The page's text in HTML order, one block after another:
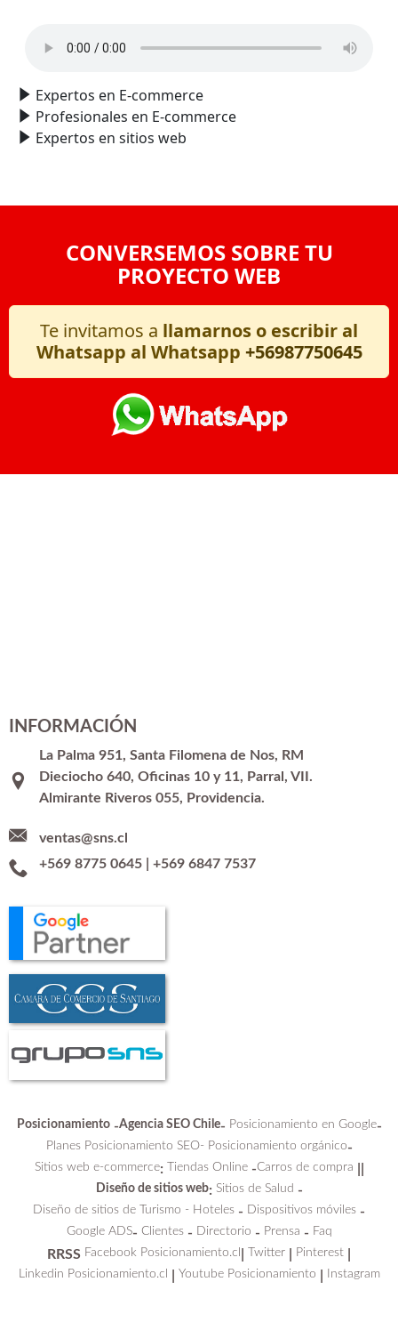
Expertos en E-commerce
Profesionales en E-commerce
Expertos en sitios web
CONVERSEMOS SOBRE TU
PROYECTO WEB
Te invitamos a llamarnos o escribir al
Whatsapp al Whatsapp +56987750645
INFORMACIÓN
La Palma 951, Santa Filomena de Nos, RM
Dieciocho 640, Oficinas 10 y 11, Parral, VII.
Almirante Riveros 055, Providencia.
ventas@sns.cl
+569 8775 0645| +569 6847 7537
Posicionamiento-Agencia SEO Chile- Posicionamiento en Google-
Planes Posicionamiento SEO- Posicionamiento orgánico-
Sitios web e-commerce: Tiendas Online-Carros de compra
Diseño de sitios web: Sitios de Salud -
Diseño de sitios de Turismo - Hoteles - Dispositivos móviles -
Google ADS- Clientes- Directorio - Prensa - Faq
RRSS Facebook Posicionamiento.cl Twitter Pinterest
Linkedin Posicionamiento.cl Youtube Posicionamiento Instagram